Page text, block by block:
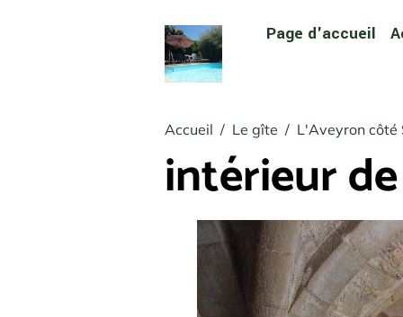
Page d'accueil
Accueil Le gîte L'Aveyron côté
intérieur